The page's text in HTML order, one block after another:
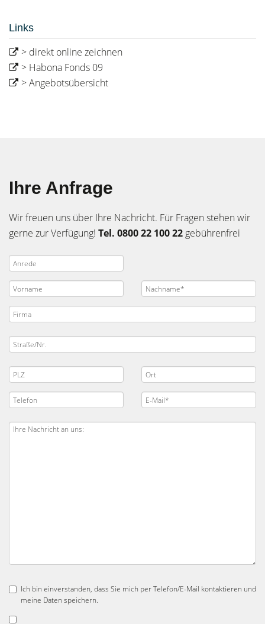
Links
> direkt online zeichnen
> Habona Fonds 09
> Angebotsübersicht
Ihre Anfrage
Wir freuen uns über Ihre Nachricht. Für Fragen stehen wir
gerne zur Verfügung! Tel. 0800 22 100 22 gebührenfrei
Ich bin einverstanden, dass Sie mich per Telefon/E-Mail kontaktieren und
meine Daten speichern.